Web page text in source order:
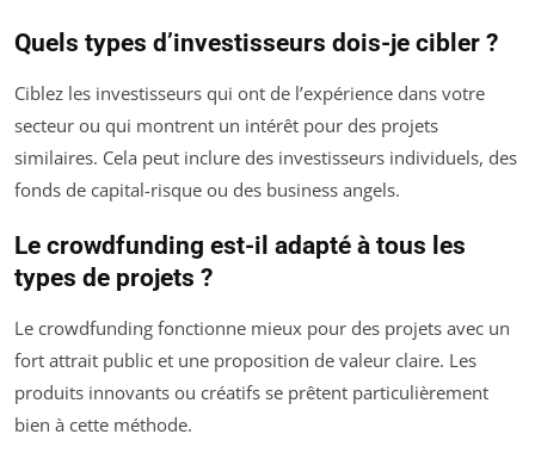
Quels types d’investisseurs dois-je cibler ?
Ciblez les investisseurs qui ont de l’expérience dans votre
secteur ou qui montrent un intérêt pour des projets
similaires. Cela peut inclure des investisseurs individuels, des
fonds de capital-risque ou des business angels.
Le crowdfunding est-il adapté à tous les
types de projets ?
Le crowdfunding fonctionne mieux pour des projets avec un
fort attrait public et une proposition de valeur claire. Les
produits innovants ou créatifs se prêtent particulièrement
bien à cette méthode.